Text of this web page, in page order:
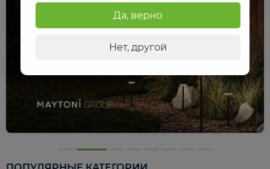
Да, верно
Нет, другой